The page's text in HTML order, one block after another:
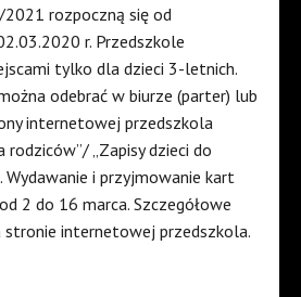
rozpoczną się od
r. Przedszkole
tylko dla dzieci 3-letnich.
odebrać w biurze (parter) lub
internetowej przedszkola
rodziców”/ „Zapisy dzieci do
Wydawanie i przyjmowanie kart
2 do 16 marca. Szczegółowe
stronie internetowej przedszkola.